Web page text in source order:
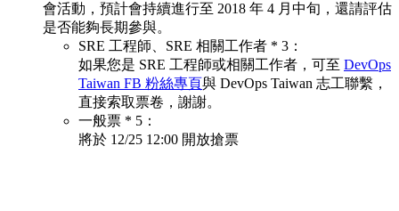
會活動，預計會持續進行至 2018 年 4 月中旬，還請評估
是否能夠長期參與。
SRE 工程師、SRE 相關工作者 * 3：
如果您是 SRE 工程師或相關工作者，可至 DevOps
Taiwan FB 粉絲專頁與 DevOps Taiwan 志工聯繫，
直接索取票卷，謝謝。
一般票 * 5：
將於 12/25 12:00 開放搶票